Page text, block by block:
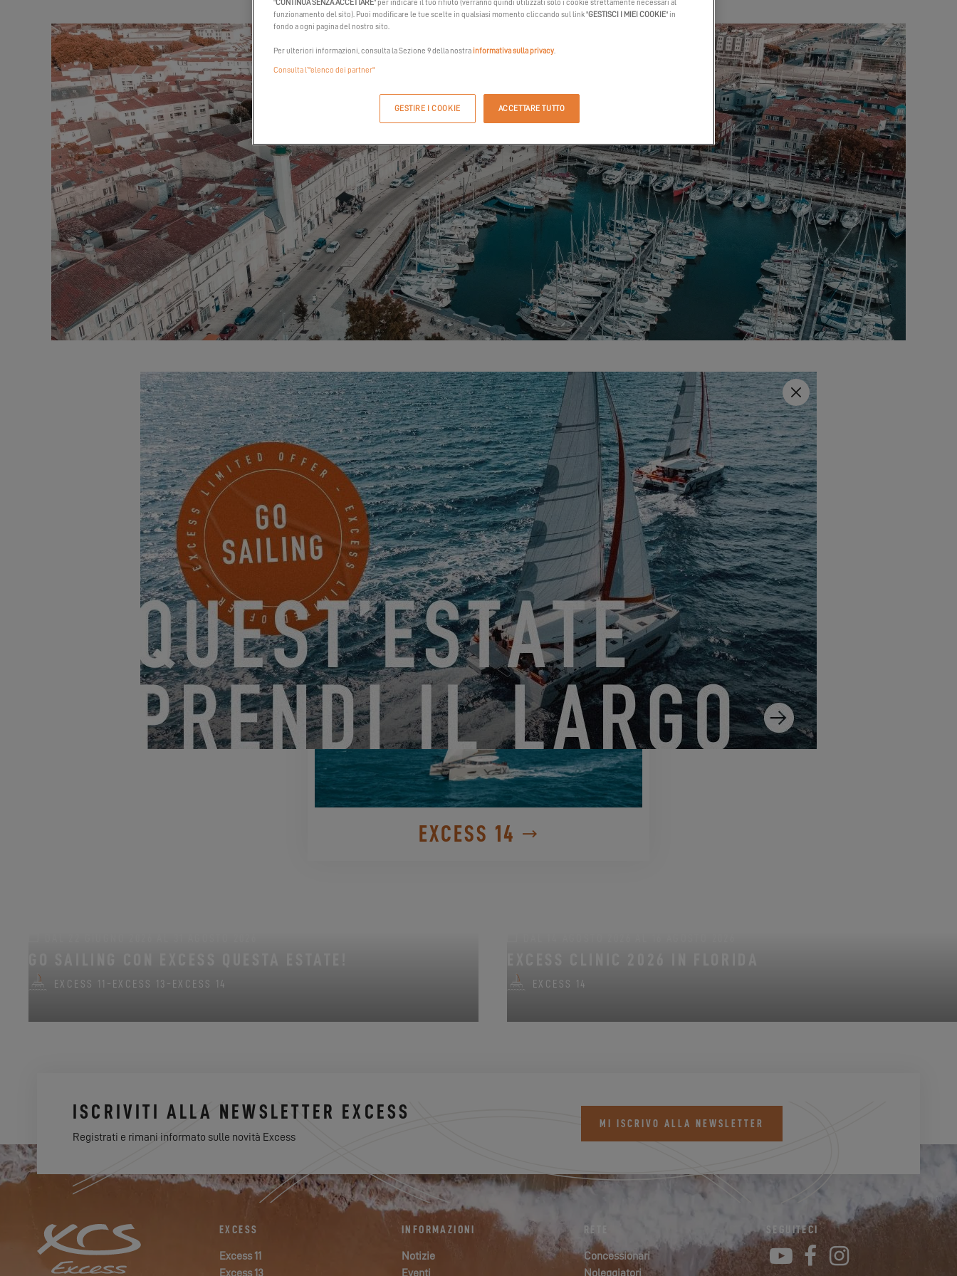
I team diExcesssono lieti di accogliervi aLa Rochelleil14/01/2023 e il 15/01/2023 a bordo dell'Excess 14per una visita e per
discutere insieme del vostro progetto di barca.
A presto a bordo!
RICHIEDO IL MIO INVITO
SCOPRITELI
EXCESS 14
EXCESS 11 - EXCESS 13 - EXCESS 14 EXCESS 14
ISCRIVITI ALLA NEWSLETTER EXCESS
Registrati e rimani informato sulle novità Excess
MI ISCRIVO ALLA NEWSLETTER
EXCESS
Excess 11
Excess 13
INFORMAZIONI
Notizie
Eventi
RETE
Concessionari
Noleggiatori
SEGUITECI
YouTube
Facebook
Instagram
Close
"CONTINUA SENZA ACCETTARE" per indicare il tuo rifiuto (verranno quindi utilizzati solo i cookie strettamente necessari al
funzionamento del sito). Puoi modificare le tue scelte in qualsiasi momento cliccando sul link "GESTISCI I MIEI COOKIE" in
fondo a ogni pagina del nostro sito.
Per ulteriori informazioni, consulta la Sezione 9 della nostra informativa sulla privacy
Consulta l’"elenco dei partner"
GESTIRE I COOKIE ACCETTARE TUTTO